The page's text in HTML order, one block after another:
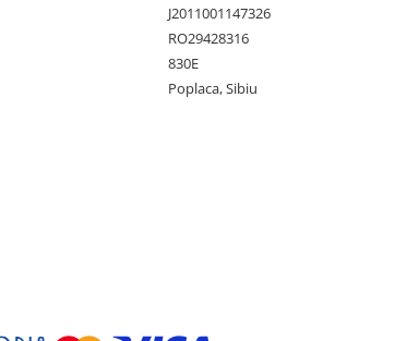
J2011001147326
RO29428316
830E
Poplaca, Sibiu